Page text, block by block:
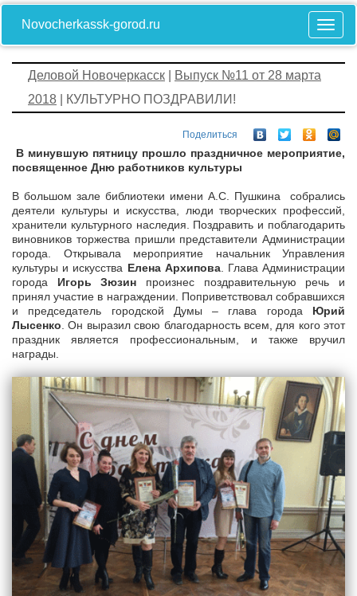
Novocherkassk-gorod.ru
Деловой Новочеркасск
Выпуск №11 от 28 марта
2018 | КУЛЬТУРНО ПОЗДРАВИЛИ!
Поделиться
В минувшую пятницу прошло праздничное мероприятие,
посвященное Дню работников культуры
В большом зале библиотеки имени А.С. Пушкина собрались
деятели культуры и искусства, люди творческих профессий,
хранители культурного наследия. Поздравить и поблагодарить
виновников торжества пришли представители Администрации
города. Открывала мероприятие начальник Управления
культуры и искусства Елена Архипова. Глава Администрации
города Игорь Зюзин произнес поздравительную речь и
принял участие в награждении. Поприветствовал собравшихся
и председатель городской Думы – глава города Юрий
Лысенко. Он выразил свою благодарность всем, для кого этот
праздник является профессиональным, и также вручил
награды.